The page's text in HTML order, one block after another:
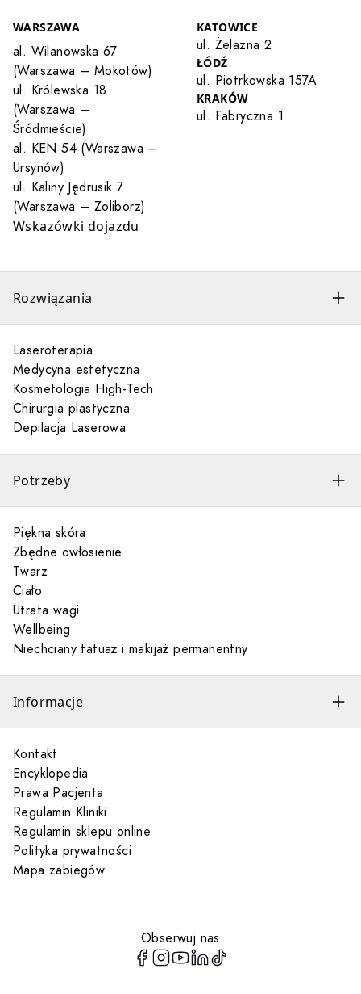
WARSZAWA
al. Wilanowska 67
(Warszawa – Mokotów)
ul. Królewska 18
(Warszawa –
Śródmieście)
al. KEN 54 (Warszawa –
Ursynów)
ul. Kaliny Jędrusik 7
(Warszawa – Żoliborz)
Wskazówki dojazdu
KATOWICE
ul. Żelazna 2
ŁÓDŹ
ul. Piotrkowska 157A
KRAKÓW
ul. Fabryczna 1
Rozwiązania
Laseroterapia
Medycyna estetyczna
Kosmetologia High-Tech
Chirurgia plastyczna
Depilacja Laserowa
Potrzeby
Piękna skóra
Zbędne owłosienie
Twarz
Ciało
Utrata wagi
Wellbeing
Niechciany tatuaż i makijaż permanentny
Informacje
Kontakt
Encyklopedia
Prawa Pacjenta
Regulamin Kliniki
Regulamin sklepu online
Polityka prywatności
Mapa zabiegów
Obserwuj nas